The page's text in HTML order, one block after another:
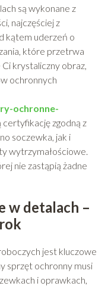
są wykonane z
najczęściej z
kątem uderzeń o
które przetrwa
krystaliczny obraz,
ochronnych
ochronne-
certyfikację zgodną z
soczewka, jak i
wytrzymałościowe.
nie zastąpią żadne
w detalach –
jest kluczowe
sprzęt ochronny musi
i oprawkach,